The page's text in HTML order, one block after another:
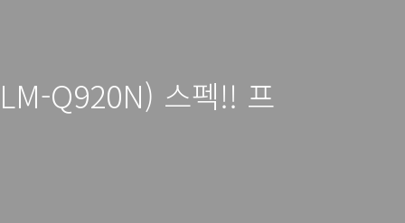
Q920N) 스펙!! 프